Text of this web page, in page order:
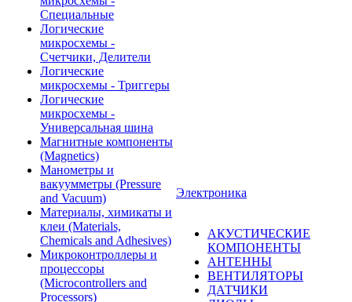
Специальные
Логические
микросхемы -
Счетчики, Делители
Логические
микросхемы - Триггеры
Логические
микросхемы -
Универсальная шина
Магнитные компоненты
(Magnetics)
Манометры и
вакуумметры (Pressure
and Vacuum)
Материалы, химикаты и
клеи (Materials,
Chemicals and Adhesives)
Микроконтроллеры и
процессоры
(Microcontrollers and
Processors)
Электроника
АКУСТИЧЕСКИЕ
КОМПОНЕНТЫ
АНТЕННЫ
ВЕНТИЛЯТОРЫ
ДАТЧИКИ